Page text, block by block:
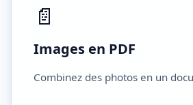
📄
Images en PDF
Combinez des photos en un